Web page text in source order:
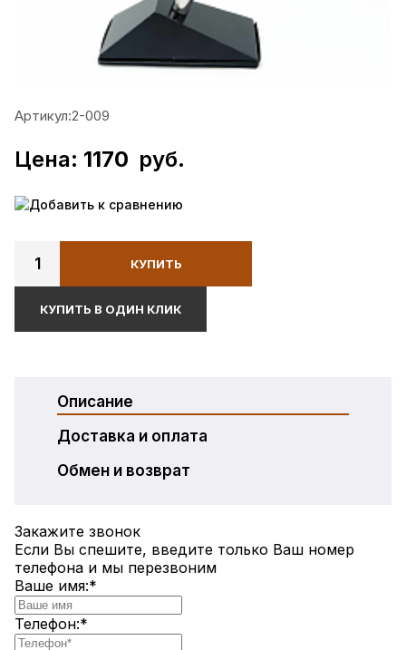
Артикул:2-009
Цена: 1170 руб.
Добавить к сравнению
1 КУПИТЬ
КУПИТЬ В ОДИН КЛИК
Описание
Доставка и оплата
Обмен и возврат
Закажите звонок
Если Вы спешите, введите только Ваш номер
телефона и мы перезвоним
Ваше имя:*
Телефон:*